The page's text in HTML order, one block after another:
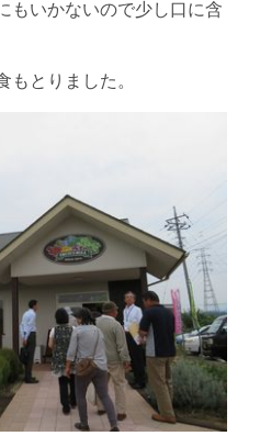
もいかないので少し口に含
もとりました。